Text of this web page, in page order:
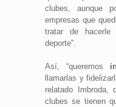
clubes, aunque
empresas que
tratar de
deporte”.
Así, “queremos
llamarlas y
relatado Imbroda,
clubes se tienen